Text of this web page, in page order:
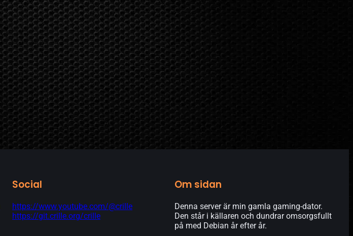
Social
https://www.youtube.com/@crille
https://git.crille.org/crille
Om sidan
Denna server är min gamla gaming-dator.
Den står i källaren och dundrar omsorgsfullt
på med Debian år efter år.